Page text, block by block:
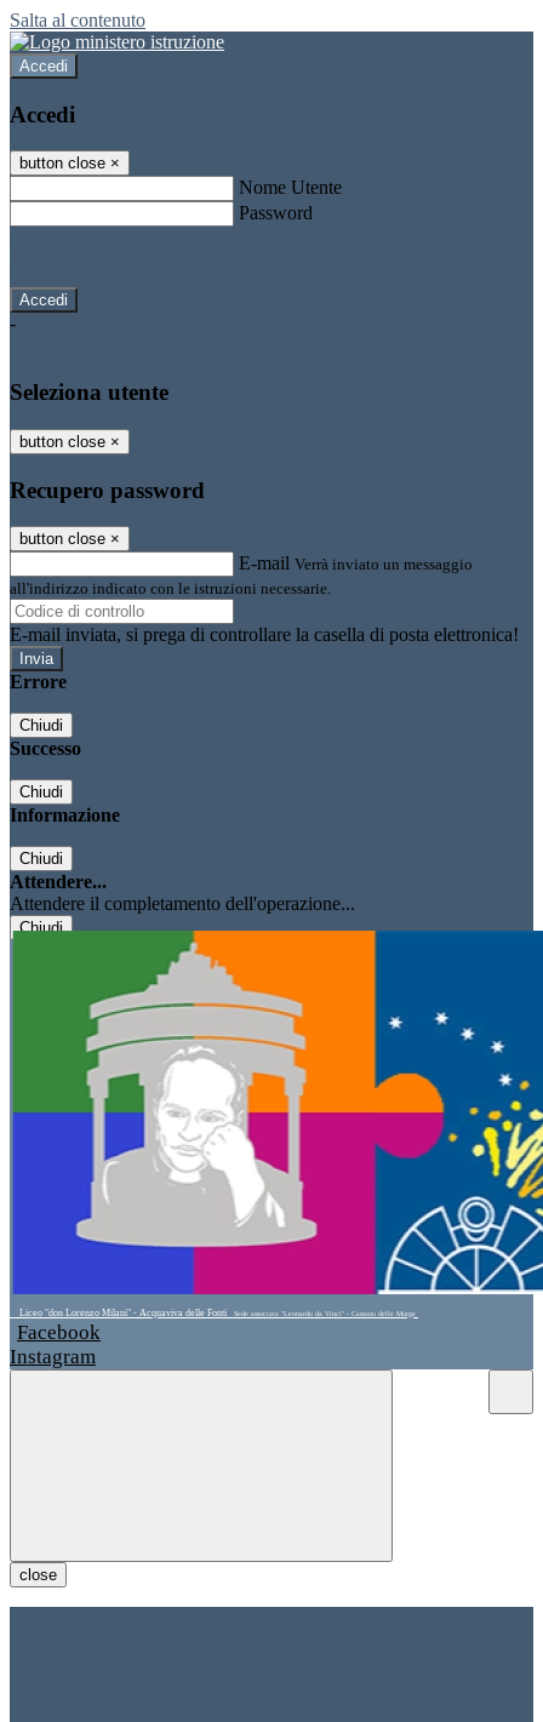
Salta al contenuto
Accedi
Accedi
button close ×
Nome Utente
Password
-
Seleziona utente
button close ×
Recupero password
button close ×
E-mail Verrà inviato un messaggio
all'indirizzo indicato con le istruzioni necessarie.
E-mail inviata, si prega di controllare la casella di posta elettronica!
Errore
Chiudi
Successo
Chiudi
Informazione
Chiudi
Attendere...
Attendere il completamento dell'operazione...
Chiudi
Liceo "don Lorenzo Milani" - Acquaviva delle Fonti Sede associata "Leonardo da Vinci" - Cassano delle Murge
Facebook
Instagram
close